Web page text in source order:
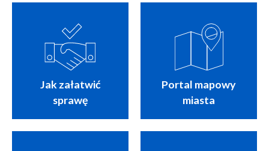
Jak załatwić
sprawę
Portal mapowy
miasta